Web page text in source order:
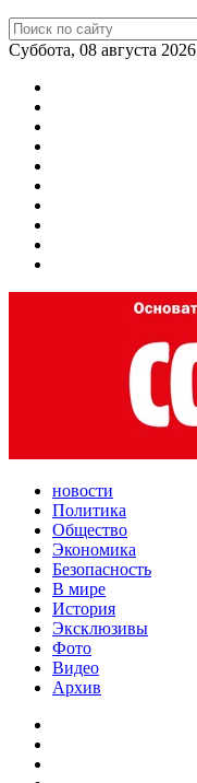
Суббота, 08 августа 2026
новости
Политика
Общество
Экономика
Безопасность
В мире
История
Эксклюзивы
Фото
Видео
Архив